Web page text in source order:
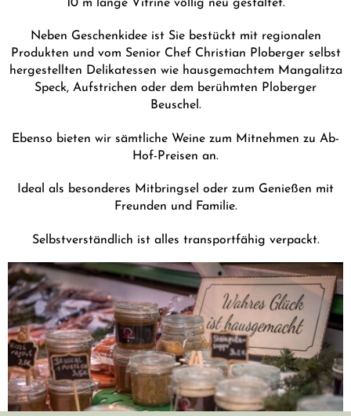
Neben Geschenkidee ist Sie bestückt mit regionalen
Produkten und vom Senior Chef Christian Ploberger selbst
hergestellten Delikatessen wie hausgemachtem Mangalitza
Speck, Aufstrichen oder dem berühmten Ploberger
Beuschel.
Ebenso bieten wir sämtliche Weine zum Mitnehmen zu Ab-
Hof-Preisen an.
Ideal als besonderes Mitbringsel oder zum Genießen mit
Freunden und Familie.
Selbstverständlich ist alles transportfähig verpackt.